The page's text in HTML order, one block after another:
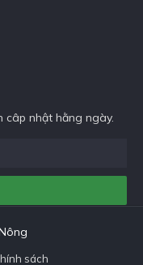
câp nhật hằng ngày.
sách